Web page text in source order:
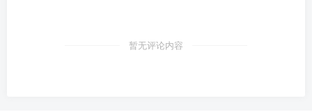
暂无评论内容